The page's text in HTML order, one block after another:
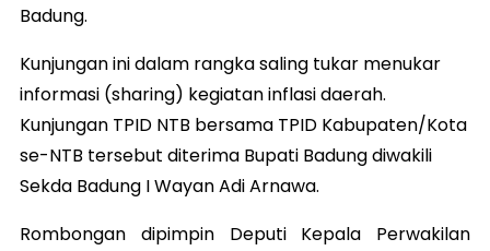
Badung.
Kunjungan ini dalam rangka saling tukar menukar
informasi (sharing) kegiatan inflasi daerah.
Kunjungan TPID NTB bersama TPID Kabupaten/Kota
se-NTB tersebut diterima Bupati Badung diwakili
Sekda Badung I Wayan Adi Arnawa.
Rombongan dipimpin Deputi Kepala Perwakilan